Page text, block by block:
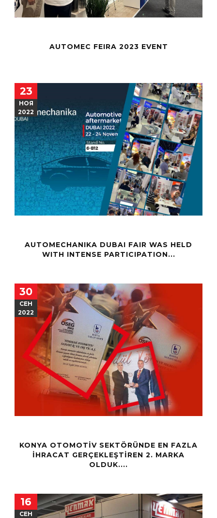
AUTOMEC FEIRA 2023 EVENT
23
НОЯ
2022
AUTOMECHANIKA DUBAI FAIR WAS HELD
WITH INTENSE PARTICIPATION...
30
СЕН
2022
KONYA OTOMOTIV SEKTÖRÜNDE EN FAZLA
IHRACAT GERÇEKLEŞTIREN 2. MARKA
OLDUK....
16
СЕН